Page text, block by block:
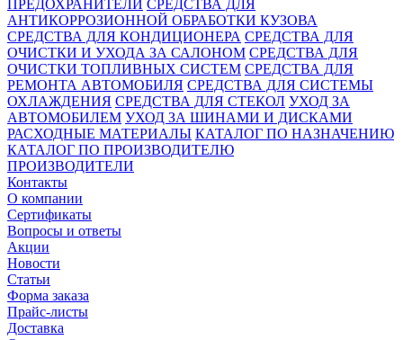
ПРЕДОХРАНИТЕЛИ СРЕДСТВА ДЛЯ
АНТИКОРРОЗИОННОЙ ОБРАБОТКИ КУЗОВА
СРЕДСТВА ДЛЯ КОНДИЦИОНЕРА СРЕДСТВА ДЛЯ
ОЧИСТКИ И УХОДА ЗА САЛОНОМ СРЕДСТВА ДЛЯ
ОЧИСТКИ ТОПЛИВНЫХ СИСТЕМ СРЕДСТВА ДЛЯ
РЕМОНТА АВТОМОБИЛЯ СРЕДСТВА ДЛЯ СИСТЕМЫ
ОХЛАЖДЕНИЯ СРЕДСТВА ДЛЯ СТЕКОЛ УХОД ЗА
АВТОМОБИЛЕМ УХОД ЗА ШИНАМИ И ДИСКАМИ
РАСХОДНЫЕ МАТЕРИАЛЫ КАТАЛОГ ПО НАЗНАЧЕНИЮ
КАТАЛОГ ПО ПРОИЗВОДИТЕЛЮ
ПРОИЗВОДИТЕЛИ
Контакты
О компании
Сертификаты
Вопросы и ответы
Акции
Новости
Статьи
Форма заказа
Прайс-листы
Доставка